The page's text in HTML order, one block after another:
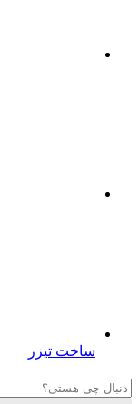
ساخت تیزر